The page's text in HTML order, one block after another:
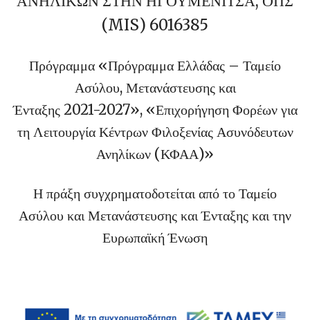
(MIS) 6016385
Πρόγραμμα «Πρόγραμμα Ελλάδας – Ταμείο
Ασύλου, Μετανάστευσης και
Ένταξης 2021-2027», «Επιχορήγηση Φορέων για
τη Λειτουργία Κέντρων Φιλοξενίας Ασυνόδευτων
Ανηλίκων (ΚΦΑΑ)»
Η πράξη συγχρηματοδοτείται από το Ταμείο
Ασύλου και Μετανάστευσης και Ένταξης και την
Ευρωπαϊκή Ένωση